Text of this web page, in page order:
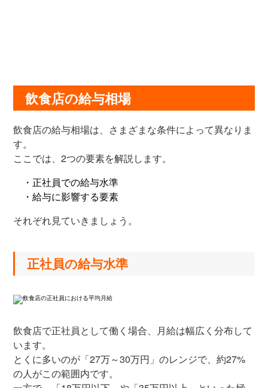
飲食店の給与相場
飲食店の給与相場は、さまざまな条件によって異なりま
す。
ここでは、2つの要素を解説します。
・正社員での給与水準
・給与に影響する要素
それぞれ見ていきましょう。
正社員の給与水準
飲食店で正社員として働く場合、月給は幅広く分布して
います。
とくに多いのが「27万～30万円」のレンジで、約27%
の人がこの範囲内です。